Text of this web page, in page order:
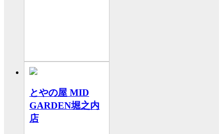
とやの屋 MID
GARDEN堀之内
店